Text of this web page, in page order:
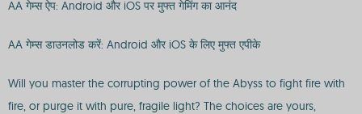
AA गेम्स ऐप: Android और iOS पर मुफ्त गेमिंग का आनंद
AA गेम्स डाउनलोड करें: Android और iOS के लिए मुफ्त एपीके
Will you master the corrupting power of the Abyss to fight fire with
fire, or purge it with pure, fragile light? The choices are yours,